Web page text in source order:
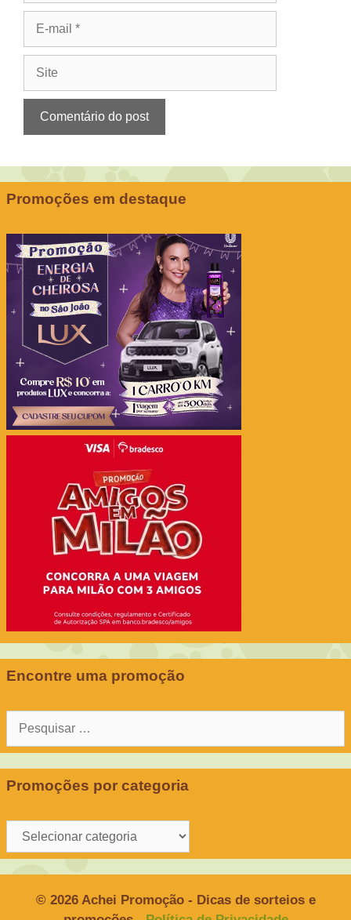
Promoções em destaque
Encontre uma promoção
Promoções por categoria
Promoções
por
© 2026 Achei Promoção - Dicas de sorteios e